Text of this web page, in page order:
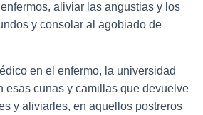
aliviar las angustias y los
y consolar al agobiado de
en el enfermo, la universidad
esas cunas y camillas que devuelve
y aliviarles, en aquellos postreros